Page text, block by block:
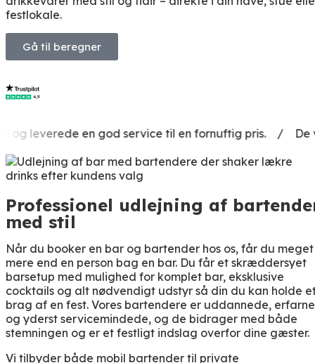
festlokale.
Gå til beregner
en god service til en fornuftig pris. / De var
Professionel udlejning af
med stil
Når du booker en bar og bartender hos os, får du meget
mere end en person bag en bar. Du får et skræddersyet
barsetup med mulighed for komplet bar, eksklusive
cocktails og alt nødvendigt udstyr så din du kan holde
brag af en fest. Vores bartendere er uddannede, erfarne
og yderst servicemindede, og de bidrager med både
stemningen og er et festligt indslag overfor dine gæster.
Vi tilbyder både mobil bartender til private